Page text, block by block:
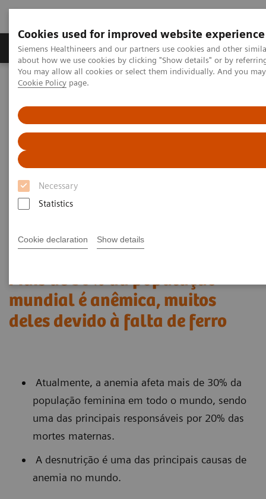
Cookies used for improved website experience
Siemens Healthineers and our partners use cookies and other
about how we use cookies by clicking "Show details" or by
You may allow all cookies or select them individually. And you
Cookie Policy page.
Necessary
Statistics
Cookie declaration Show details
Produtos e serviços Especialidades Clínicas e
Siemens Healthineers Brasil
Mais de 30% da população
mundial é anêmica, muitos
deles devido à falta de ferro
Atualmente, a anemia afeta mais de 30% da
população feminina em todo o mundo, sendo
uma das principais responsáveis ​​por 20% das
mortes maternas.
A desnutrição é uma das principais causas de
anemia no mundo.